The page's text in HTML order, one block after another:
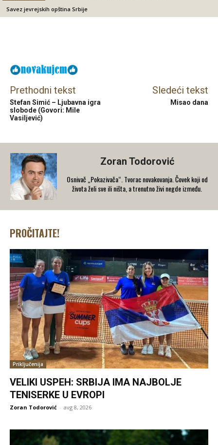
Savez jevrejskih opština Srbije
Prethodni tekst
Stefan Simić – Ljubavna igra
slobode (Govori: Mile
Vasiljević)
Sledeći tekst
Misao dana
Zoran Todorović
Osnivač „Pokazivača“. Tvorac novakovanja. Čovek koji od
života želi sve ili ništa, a trenutno živi negde između.
PROČITAJTE!
Priključenija
VELIKI USPEH: SRBIJA IMA NAJBOLJE
TENISERKE U EVROPI
Zoran Todorović - avg 8, 2026